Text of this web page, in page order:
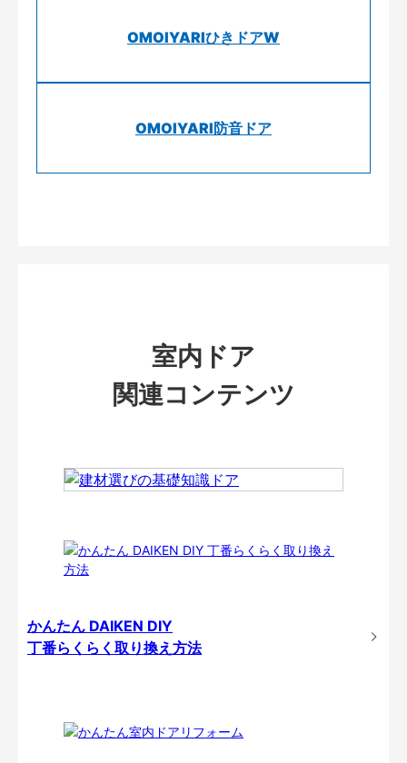
OMOIYARIひきドアW
OMOIYARI防音ドア
室内ドア
関連コンテンツ
かんたん DAIKEN DIY
丁番らくらく取り換え方法